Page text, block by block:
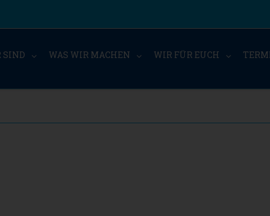
SIND WAS WIR MACHEN WIR FÜR EUCH